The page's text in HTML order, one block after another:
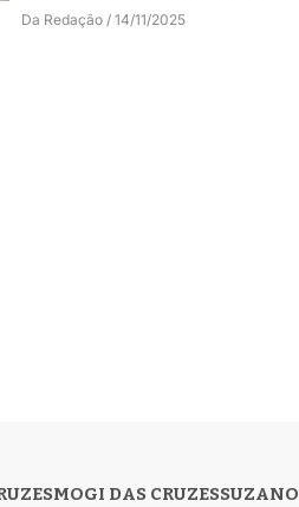
Da Redação 14/11/2025
MOGI DAS CRUZESSUZANO